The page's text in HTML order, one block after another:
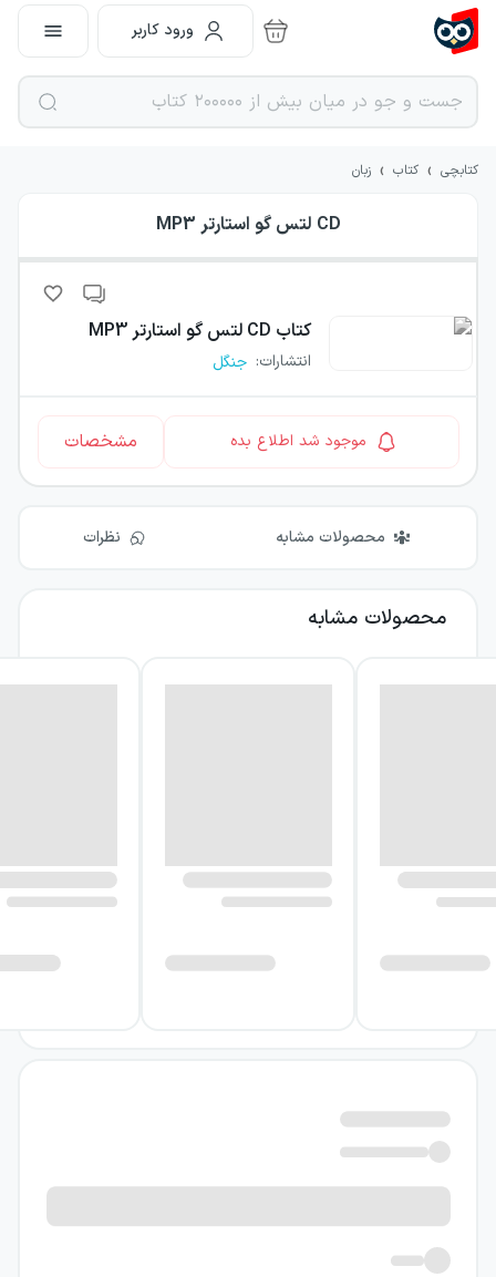
ورود کاربر
کتابچی › کتاب › زبان
CD لتس گو استارتر MP3
کتاب CD لتس گو استارتر MP3
انتشارات: جنگل
موجود شد اطلاع بده مشخصات
محصولات مشابه نظرات
محصولات مشابه